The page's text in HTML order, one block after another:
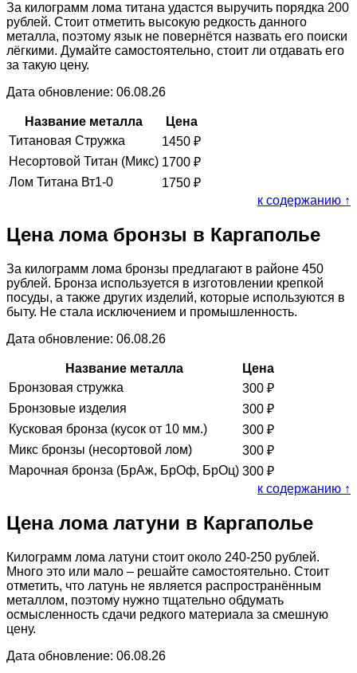
За килограмм лома титана удастся выручить порядка 200
рублей. Стоит отметить высокую редкость данного
металла, поэтому язык не повернётся назвать его поиски
лёгкими. Думайте самостоятельно, стоит ли отдавать его
за такую цену.
Дата обновление: 06.08.26
Название металла
Цена
Титановая Стружка
1450 ₽
Несортовой Титан (Микс) 1700 ₽
Лом Титана Вт1-0
1750 ₽
к содержанию ↑
Цена лома бронзы в Каргаполье
За килограмм лома бронзы предлагают в районе 450
рублей. Бронза используется в изготовлении крепкой
посуды, а также других изделий, которые используются в
быту. Не стала исключением и промышленность.
Дата обновление: 06.08.26
Название металла
Цена
Бронзовая стружка
300 ₽
Бронзовые изделия
300 ₽
Кусковая бронза (кусок от 10 мм.)
300 ₽
Микс бронзы (несортовой лом)
300 ₽
Марочная бронза (БрАж, БрОф, БрОц) 300 ₽
к содержанию ↑
Цена лома латуни в Каргаполье
Килограмм лома латуни стоит около 240-250 рублей.
Много это или мало – решайте самостоятельно. Стоит
отметить, что латунь не является распространённым
металлом, поэтому нужно тщательно обдумать
осмысленность сдачи редкого материала за смешную
цену.
Дата обновление: 06.08.26